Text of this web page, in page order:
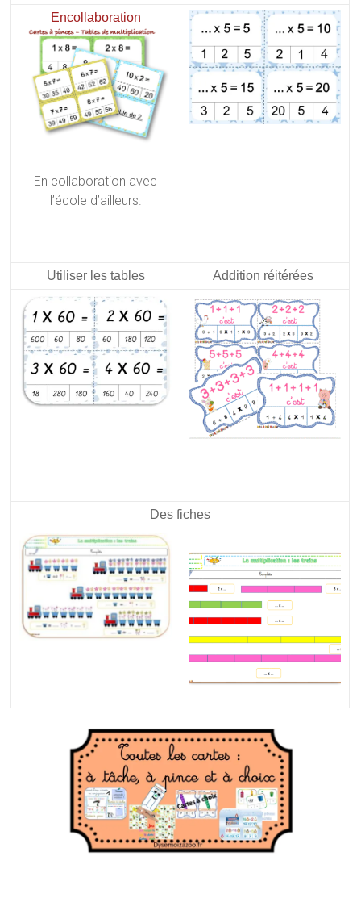
Encollaboration
En collaboration avec
l’école d’ailleurs.
Utiliser les tables Addition réitérées
Des fiches